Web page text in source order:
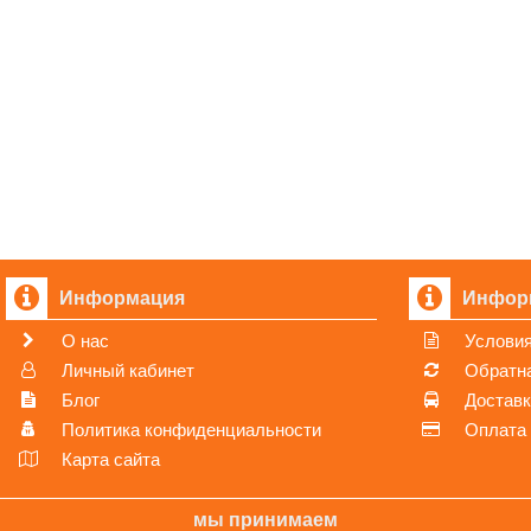
Импортер
Информация
О нас
Личный кабинет
Блог
Политика конфиденциальности
Карта сайта
Оплата
мы принимаем